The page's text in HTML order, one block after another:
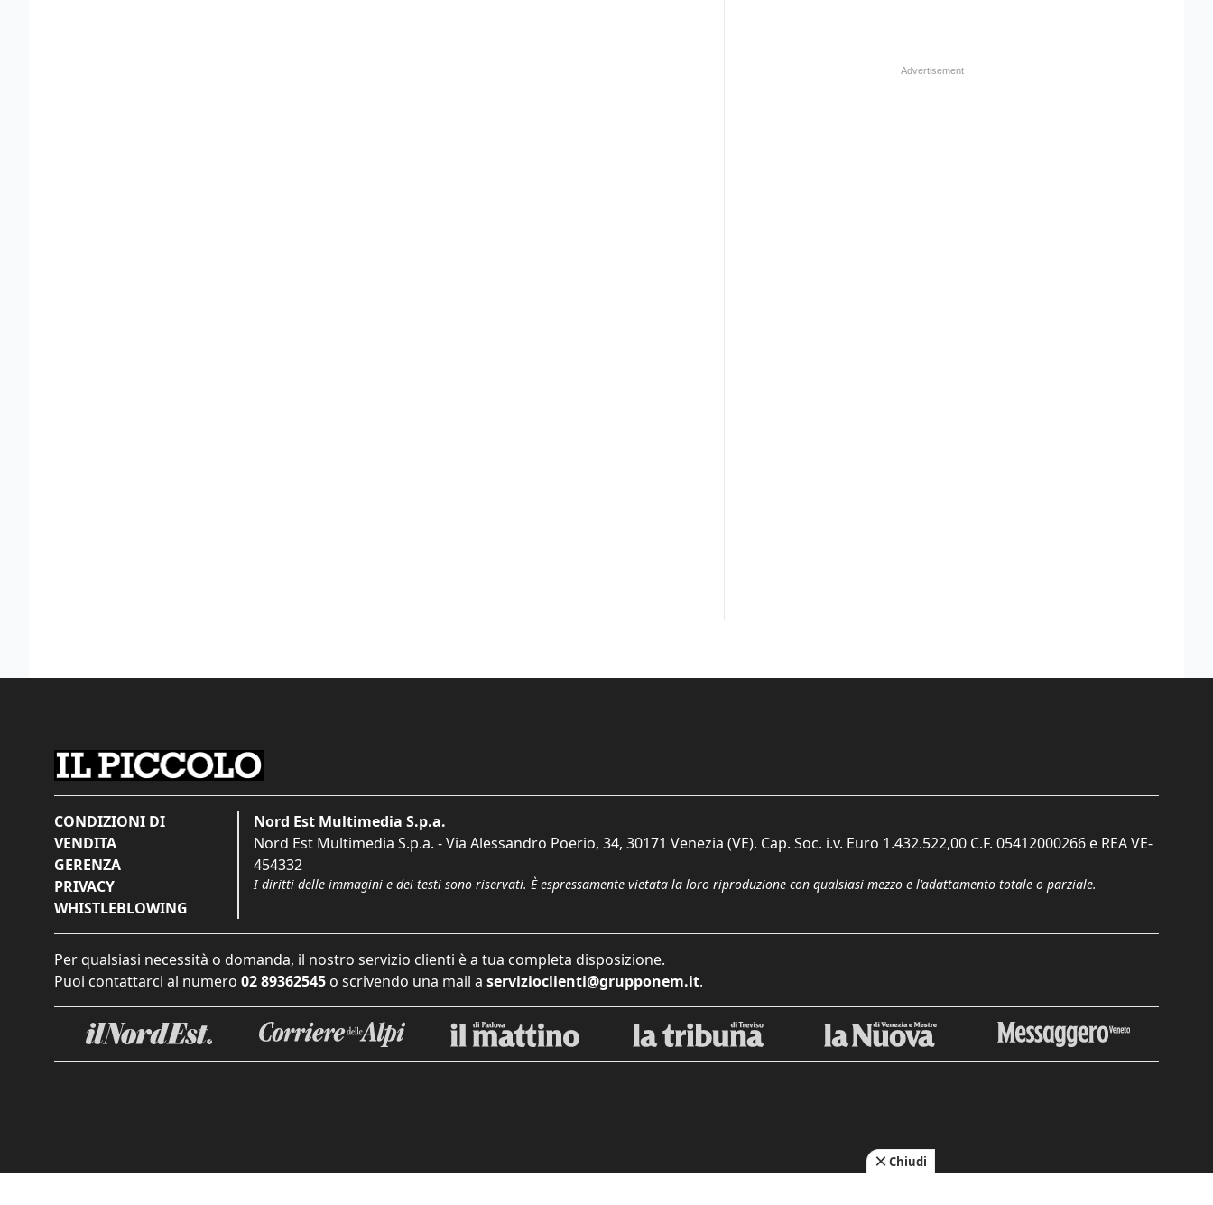
CONDIZIONI DI
VENDITA
GERENZA
PRIVACY
WHISTLEBLOWING
Nord Est Multimedia S.p.a.
Nord Est Multimedia S.p.a. - Via Alessandro Poerio, 34, 30171 Venezia (VE). Cap. Soc. i.v. Euro 1.432.522,00 C.F. 05412000266 e REA VE-
454332
I diritti delle immagini e dei testi sono riservati. È espressamente vietata la loro riproduzione con qualsiasi mezzo e l'adattamento totale o parziale.
Per qualsiasi necessità o domanda, il nostro servizio clienti è a tua completa disposizione.
Puoi contattarci al numero 02 89362545 o scrivendo una mail a servizioclienti@grupponem.it.
Chiudi